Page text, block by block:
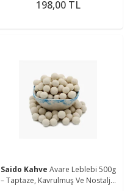
198,00 TL
Saido Kahve Avare Leblebi 500g
– Taptaze, Kavrulmuş Ve Nostaljik